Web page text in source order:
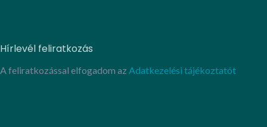
Hírlevél feliratkozás
A feliratkozással elfogadom az Adatkezelési tájékoztatót